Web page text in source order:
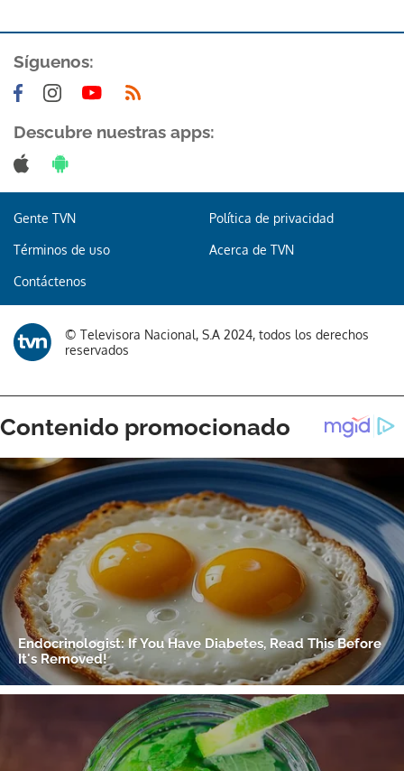
Síguenos:
Descubre nuestras apps:
Gente TVN Política de privacidad
Términos de uso Acerca de TVN
Contáctenos
© Televisora Nacional, S.A 2024, todos los derechos
reservados